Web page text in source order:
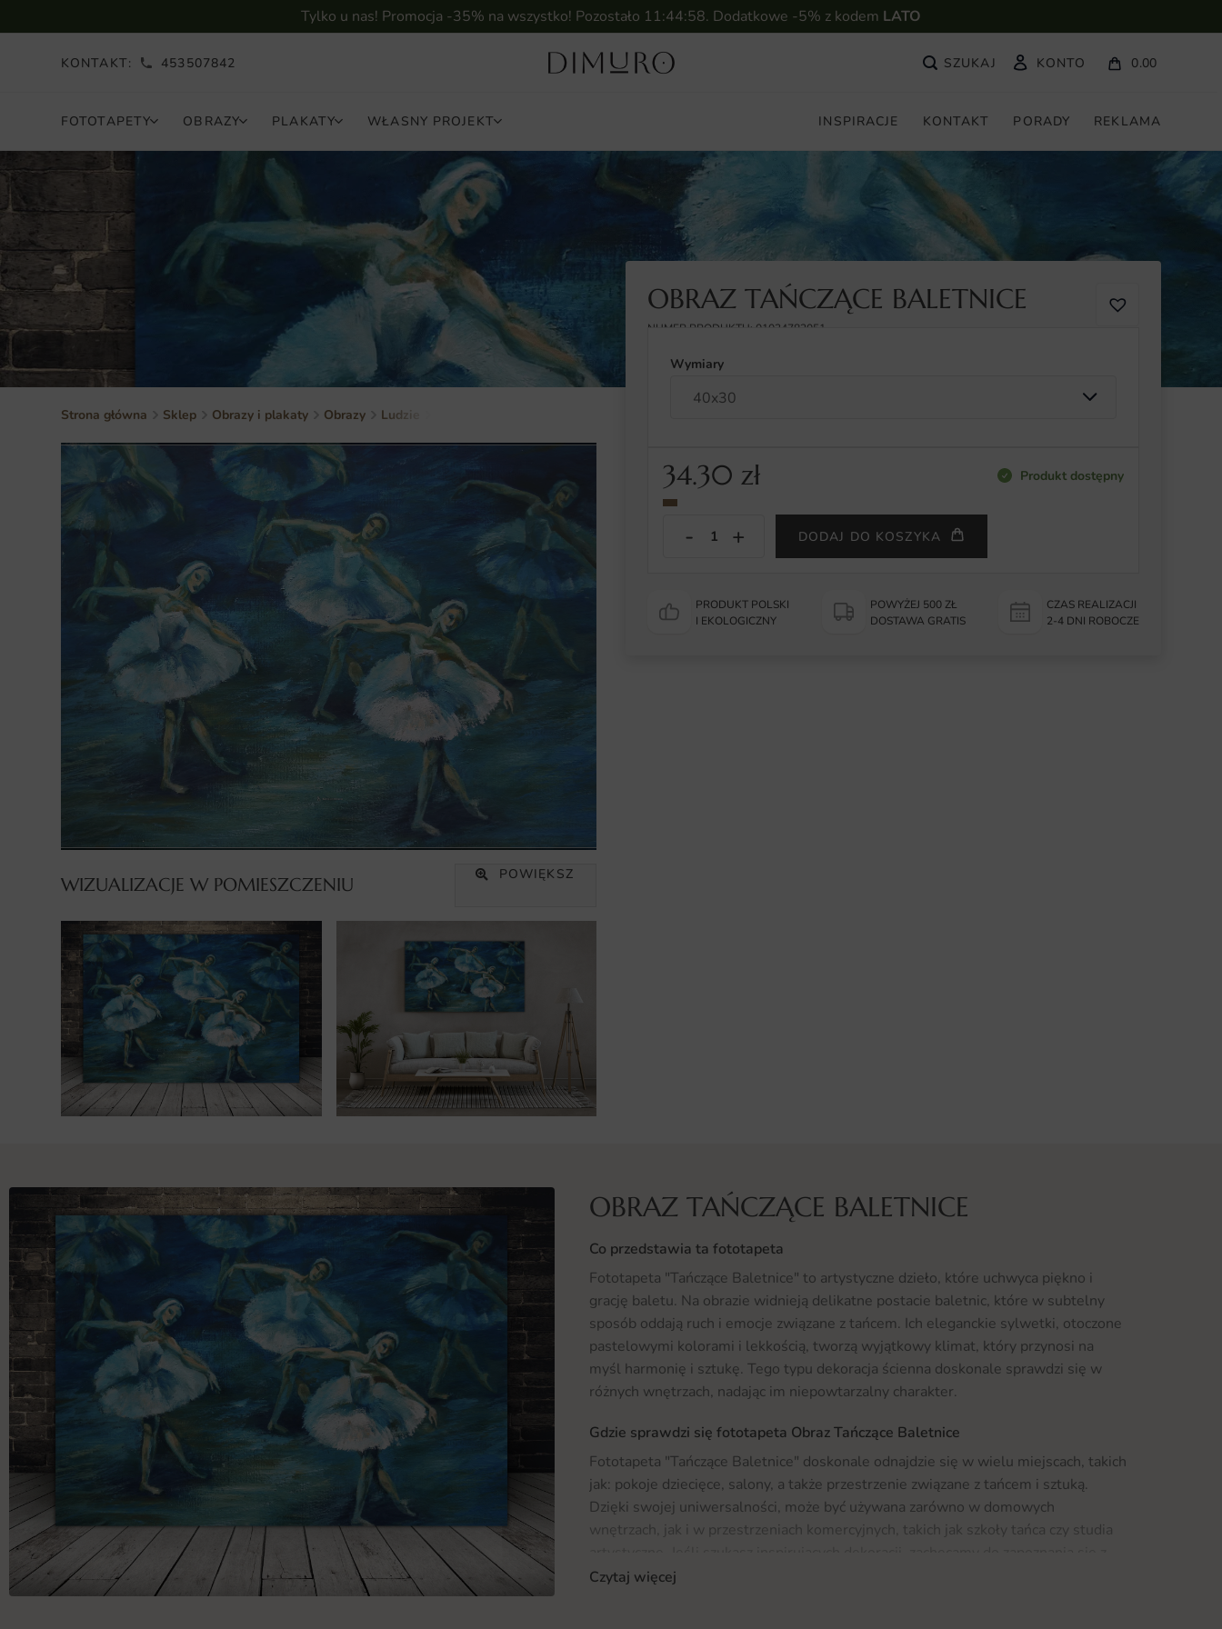
Tylko u nas! Promocja -35% na wszystko! Pozostało 11:44:57. Dodatkowe -5% z kodem LATO
KONTAKT: 453507842 KONTO 0.00
FOTOTAPETY OBRAZY PLAKATY WŁASNY PROJEKT INSPIRACJE KONTAKT PORADY REKLAMA
Strona główna Sklep Obrazy i plakaty Obrazy Ludzie
WIZUALIZACJE W POMIESZCZENIU POWIĘKSZ
OBRAZ TAŃCZĄCE BALETNICE
NUMER PRODUKTU: 01034782051
Wymiary
34.30 zł Produkt dostępny
DODAJ DO KOSZYKA
PRODUKT POLSKI
I EKOLOGICZNY
POWYŻEJ 500 ZŁ
DOSTAWA GRATIS
CZAS REALIZACJI
2-4 DNI ROBOCZE
OBRAZ TAŃCZĄCE BALETNICE
Co przedstawia ta fototapeta
Fototapeta "Tańczące Baletnice" to artystyczne dzieło, które uchwyca piękno i
grację baletu. Na obrazie widnieją delikatne postacie baletnic, które w subtelny
sposób oddają ruch i emocje związane z tańcem. Ich eleganckie sylwetki, otoczone
pastelowymi kolorami i lekkością, tworzą wyjątkowy klimat, który przynosi na
myśl harmonię i sztukę. Tego typu dekoracja ścienna doskonale sprawdzi się w
różnych wnętrzach, nadając im niepowtarzalny charakter.
Gdzie sprawdzi się fototapeta Obraz Tańczące Baletnice
Fototapeta "Tańczące Baletnice" doskonale odnajdzie się w wielu miejscach, takich
jak: pokoje dziecięce, salony, a także przestrzenie związane z tańcem i sztuką.
Dzięki swojej uniwersalności, może być używana zarówno w domowych
wnętrzach, jak i w przestrzeniach komercyjnych, takich jak szkoły tańca czy studia
naszą ofertąFototapet
Czytaj więcej